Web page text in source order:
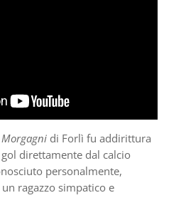
Morgagni di Forlì fu addirittura
direttamente dal calcio
personalmente,
ragazzo simpatico e